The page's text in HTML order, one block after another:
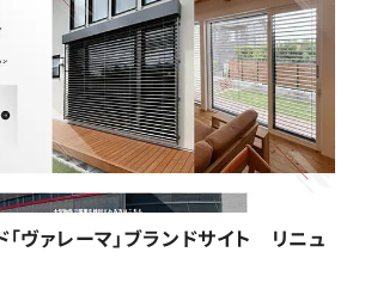
ヴァレーマ」ブランドサイト リニュ